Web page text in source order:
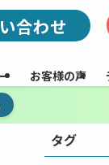
合わせ
お客様の声
タグ